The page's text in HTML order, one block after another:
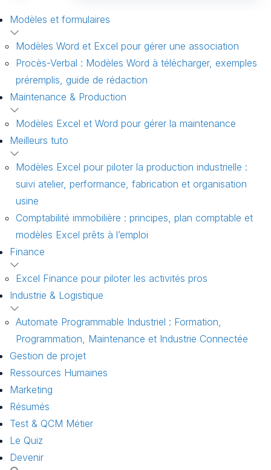
Modèles et formulaires
Modèles Word et Excel pour gérer une association
Procès-Verbal : Modèles Word à télécharger, exemples
préremplis, guide de rédaction
Maintenance & Production
Modèles Excel et Word pour gérer la maintenance
Meilleurs tuto
Modèles Excel pour piloter la production industrielle :
suivi atelier, performance, fabrication et organisation
usine
Comptabilité immobilière : principes, plan comptable et
modèles Excel prêts à l’emploi
Finance
Excel Finance pour piloter les activités pros
Industrie & Logistique
Automate Programmable Industriel : Formation,
Programmation, Maintenance et Industrie Connectée
Gestion de projet
Ressources Humaines
Marketing
Résumés
Test & QCM Métier
Le Quiz
Devenir